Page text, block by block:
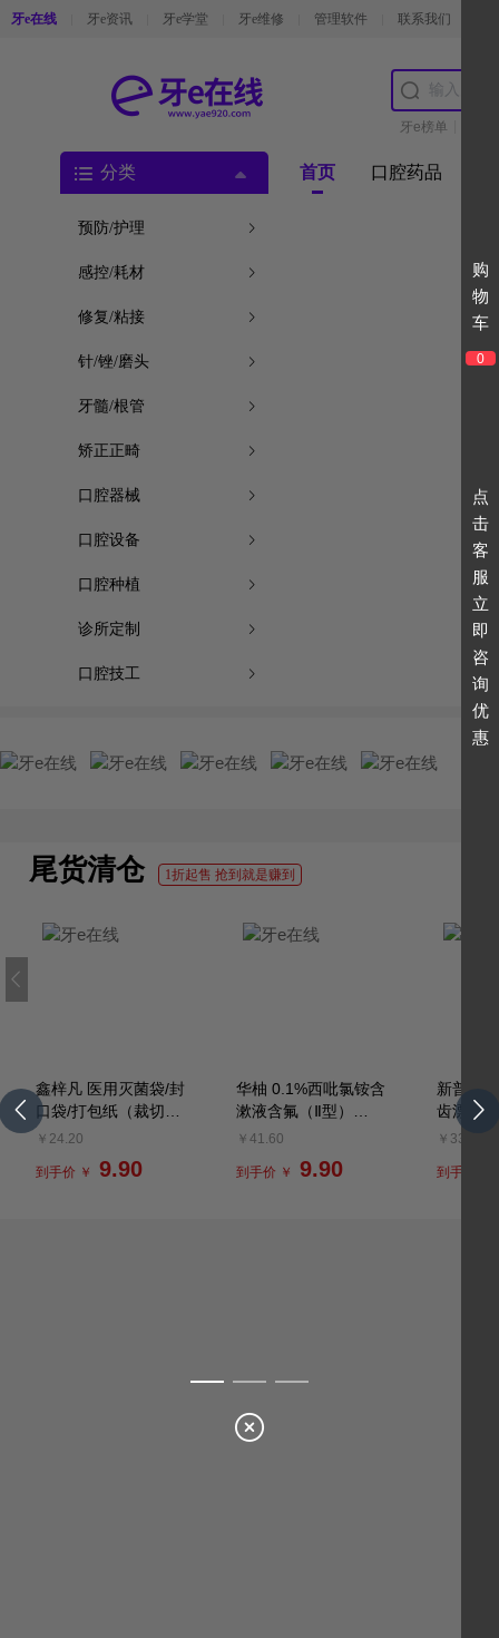
牙e在线 牙e资讯 牙e学堂 牙e维修 管理软件 联系我们
牙e榜单
分类 首页 口腔药品
预防/护理
感控/耗材
修复/粘接
针/锉/磨头
牙髓/根管
矫正正畸
口腔器械
口腔设备
口腔种植
诊所定制
口腔技工
0
尾货清仓 1折起售 抢到就是赚到
鑫梓凡 医用灭菌袋/封
口袋/打包纸（裁切
版）
￥24.20
到手价 ￥ 9.90
华柚 0.1%西吡氯铵含
漱液含氟（Ⅱ型）
200ml
￥41.60
到手价 ￥ 9.90
新普
齿漂白
份简约装
￥331.33
到手价 ￥